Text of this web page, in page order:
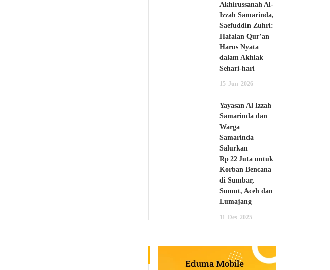
Akhirussanah Al-
Izzah Samarinda,
Saefuddin Zuhri:
Hafalan Qur’an
Harus Nyata
dalam Akhlak
Sehari-hari
15 Jun 2026
Yayasan Al Izzah
Samarinda dan
Warga
Samarinda
Salurkan
Rp 22 Juta untuk
Korban Bencana
di Sumbar,
Sumut, Aceh dan
Lumajang
11 Des 2025